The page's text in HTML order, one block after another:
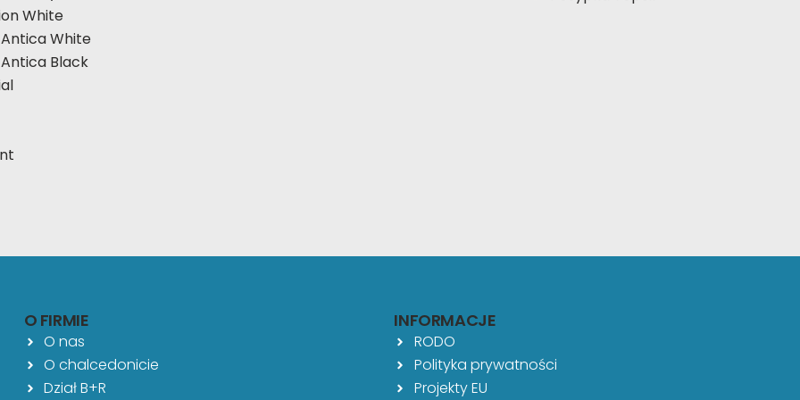
White
White
Black
O FIRMIE
O nas
O chalcedonicie
Dział B+R
INFORMACJE
RODO
Polityka prywatności
Projekty EU